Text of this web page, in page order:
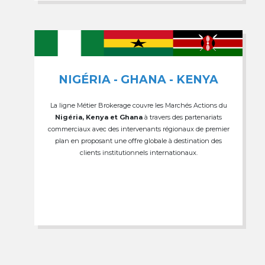
NIGÉRIA - GHANA - KENYA
La ligne Métier Brokerage couvre les Marchés Actions du
Nigéria, Kenya et Ghana à travers des partenariats
commerciaux avec des intervenants régionaux de premier
plan en proposant une offre globale à destination des
clients institutionnels internationaux.